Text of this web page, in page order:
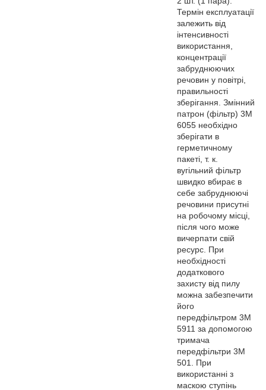
Термін експлуатації
залежить від
інтенсивності
використання,
концентрації
забруднюючих
речовин у повітрі,
правильності
зберігання. Змінний
патрон (фільтр) 3M
6055 необхідно
зберігати в
герметичному
пакеті, т. к.
вугільний фільтр
швидко вбирає в
себе забруднюючі
речовини присутні
на робочому місці,
після чого може
вичерпати свій
ресурс. При
необхідності
додаткового
захисту від пилу
можна забезпечити
його
передфільтром 3M
5911 за допомогою
тримача
передфільтри 3M
501. При
використанні з
маскою ступінь